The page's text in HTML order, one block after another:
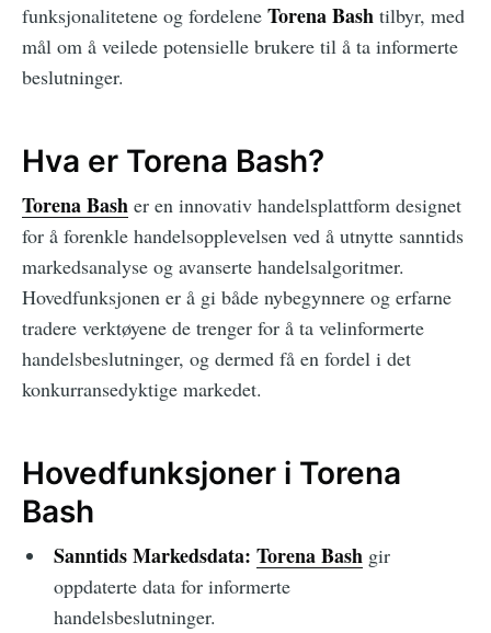
funksjonalitetene og fordelene Torena Bash tilbyr, med
mål om å veilede potensielle brukere til å ta informerte
beslutninger.
Hva er Torena Bash?
Torena Bash er en innovativ handelsplattform designet
for å forenkle handelsopplevelsen ved å utnytte sanntids
markedsanalyse og avanserte handelsalgoritmer.
Hovedfunksjonen er å gi både nybegynnere og erfarne
tradere verktøyene de trenger for å ta velinformerte
handelsbeslutninger, og dermed få en fordel i det
konkurransedyktige markedet.
Hovedfunksjoner i Torena
Bash
Sanntids Markedsdata: Torena Bashgir
oppdaterte data for informerte
handelsbeslutninger.